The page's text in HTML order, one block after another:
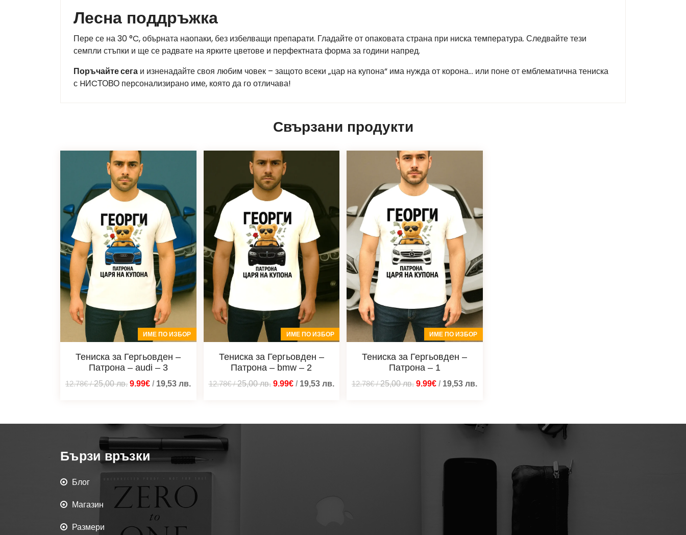
Лесна поддръжка
Пере се на 30 °C, обърната наопаки, без избелващи препарати. Гладайте от опаковата страна при ниска температура. Следвайте тези
семпли стъпки и ще се радвате на ярките цветове и перфектната форма за години напред.
Поръчайте сега и изненадайте своя любим човек – защото всеки „цар на купона“ има нужда от корона… или поне от емблематична тениска
с HИCТОВО персонализирано име, която да го отличава!
Свързани продукти
ИМЕ ПО ИЗБОР
Тениска за Гергьовден –
Патрона – audi – 3
12.78€/25,00лв. 9.99€ / 19,53лв.
ИМЕ ПО ИЗБОР
Тениска за Гергьовден –
Патрона – bmw – 2
12.78€/25,00лв. 9.99€/ 19,53 лв.
ИМЕ ПО ИЗБОР
Тениска за Гергьовден –
Патрона – 1
12.78€/25,00лв. 9.99€ / 19,53лв.
Бързи връзки
Блог
Магазин
Размери